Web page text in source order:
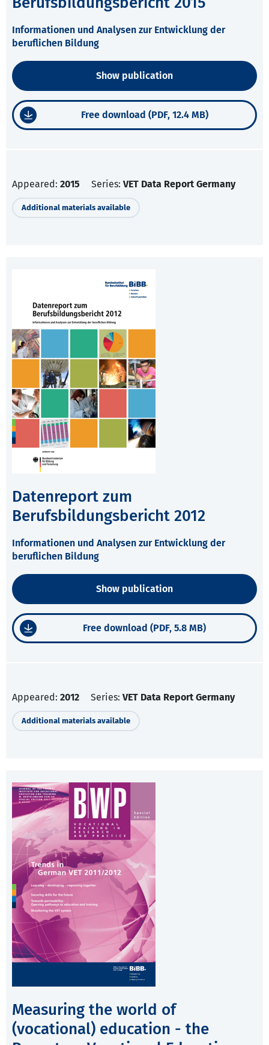
Informationen und Analysen zur Entwicklung der
beruflichen Bildung
Show publication
Free download (PDF, 12.4 MB)
Appeared: 2015 Series: VET Data Report Germany
Additional materials available
Datenreport zum
Berufsbildungsbericht 2012
Informationen und Analysen zur Entwicklung der
beruflichen Bildung
Show publication
Free download (PDF, 5.8 MB)
Appeared: 2012 Series: VET Data Report Germany
Additional materials available
Measuring the world of
(vocational) education - the